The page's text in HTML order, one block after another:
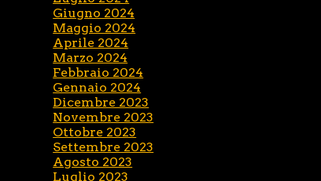
Giugno 2024
Maggio 2024
Aprile 2024
Marzo 2024
Febbraio 2024
Gennaio 2024
Dicembre 2023
Novembre 2023
Ottobre 2023
Settembre 2023
Agosto 2023
Luglio 2023